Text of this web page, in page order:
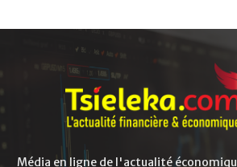
Média en ligne de l'actualité